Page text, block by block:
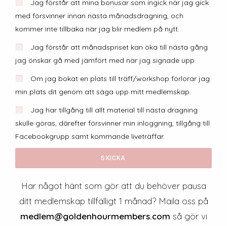
Jag förstår att mina bonusar som ingick när jag gick
med försvinner innan nästa månadsdragning, och
kommer inte tillbaka när jag blir medlem på nytt.
Jag förstår att månadspriset kan öka till nästa gång
jag önskar gå med jämfört med när jag signade upp.
Om jag bokat en plats till träff/workshop förlorar jag
min plats dit genom att säga upp mitt medlemskap.
Jag har tillgång till allt material till nästa dragning
skulle göras, därefter försvinner min inloggning, tillgång till
Facebookgrupp samt kommande liveträffar.
SKICKA
Har något hänt som gör att du behöver pausa
ditt medlemskap tillfälligt 1 månad? Maila oss på
medlem@goldenhourmembers.com så gör vi